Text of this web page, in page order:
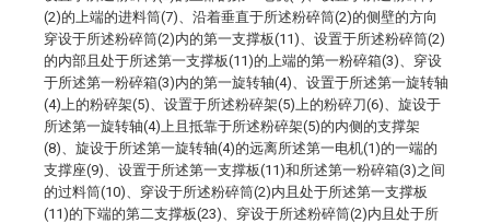
(2)的上端的进料筒(7)、沿着垂直于所述粉碎筒(2)的侧壁的方向
穿设于所述粉碎筒(2)内的第一支撑板(11)、设置于所述粉碎筒(2)
的内部且处于所述第一支撑板(11)的上端的第一粉碎箱(3)、穿设
于所述第一粉碎箱(3)内的第一旋转轴(4)、设置于所述第一旋转轴
(4)上的粉碎架(5)、设置于所述粉碎架(5)上的粉碎刀(6)、旋设于
所述第一旋转轴(4)上且抵靠于所述粉碎架(5)的内侧的支撑架
(8)、旋设于所述第一旋转轴(4)的远离所述第一电机(1)的一端的
支撑座(9)、设置于所述第一支撑板(11)和所述第一粉碎箱(3)之间
的过料筒(10)、穿设于所述粉碎筒(2)内且处于所述第一支撑板
(11)的下端的第二支撑板(23)、穿设于所述粉碎筒(2)内且处于所